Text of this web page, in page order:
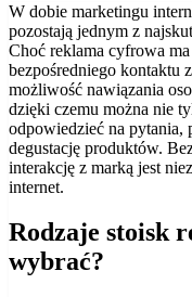
W dobie marketingu
pozostają jednym z
Choć reklama cyfrowa
bezpośredniego kontaktu
możliwość nawiązania
dzięki czemu można nie
odpowiedzieć na pytania,
degustację produktów.
interakcję z marką jest
internet.
Rodzaje stoisk
wybrać?